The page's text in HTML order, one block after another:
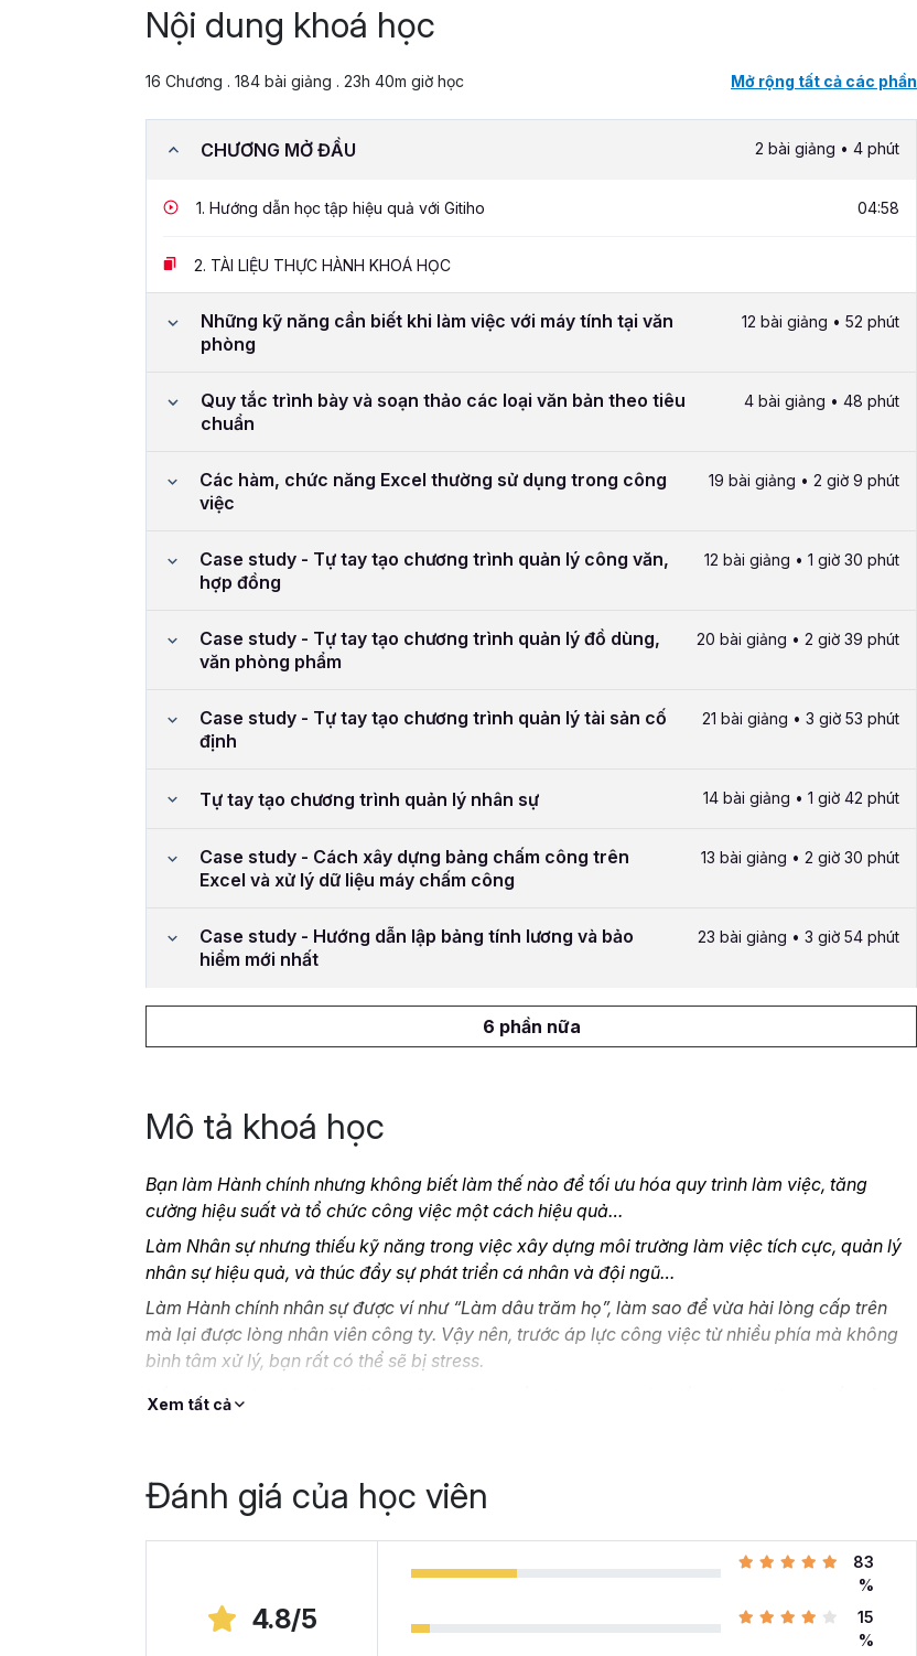
Nội dung khoá học
16 Chương . 184 bài giảng . 23h 40m giờ học Mở rộng tất cả các phần
CHƯƠNG MỞ ĐẦU 2 bài giảng • 4 phút
1. Hướng dẫn học tập hiệu quả với Gitiho 04:58
2. TÀI LIỆU THỰC HÀNH KHOÁ HỌC
Những kỹ năng cần biết khi làm việc với máy tính tại văn
phòng
12 bài giảng • 52 phút
Quy tắc trình bày và soạn thảo các loại văn bản theo tiêu
chuẩn
4 bài giảng • 48 phút
Các hàm, chức năng Excel thường sử dụng trong công
việc
19 bài giảng • 2 giờ 9 phút
Case study - Tự tay tạo chương trình quản lý công văn,
hợp đồng
12 bài giảng • 1 giờ 30 phút
Case study - Tự tay tạo chương trình quản lý đồ dùng,
văn phòng phẩm
20 bài giảng • 2 giờ 39 phút
Case study - Tự tay tạo chương trình quản lý tài sản cố
định
21 bài giảng • 3 giờ 53 phút
Tự tay tạo chương trình quản lý nhân sự 14 bài giảng • 1 giờ 42 phút
Case study - Cách xây dựng bảng chấm công trên
Excel và xử lý dữ liệu máy chấm công
13 bài giảng • 2 giờ 30 phút
Case study - Hướng dẫn lập bảng tính lương và bảo
hiểm mới nhất
23 bài giảng • 3 giờ 54 phút
6 phần nữa
Mô tả khoá học
Bạn làm Hành chính nhưng không biết làm thế nào để tối ưu hóa quy trình làm việc, tăng
cường hiệu suất và tổ chức công việc một cách hiệu quả…
Làm Nhân sự nhưng thiếu kỹ năng trong việc xây dựng môi trường làm việc tích cực, quản lý
nhân sự hiệu quả, và thúc đẩy sự phát triển cá nhân và đội ngũ…
Làm Hành chính nhân sự được ví như “Làm dâu trăm họ”, làm sao để vừa hài lòng cấp trên
mà lại được lòng nhân viên công ty. Vậy nên, trước áp lực công việc từ nhiều phía mà không
bình tâm xử lý, bạn rất có thể sẽ bị stress.
Nếu bạn là một nhân viên Hành chính nhân sự tổng hợp chưa có nhiều kinh nghiệm, muốn nâng
Tại sao bạn nên chọn khóa học HCNSG02 tại
Khóa học giúp bạn tự học nghiệp vụ
với 24 giờ học chuyên sâu cho 176 kỹ
năng cần thiết. Lộ trình 14 chương học giúp bạn nắm vững các kỹ năng cho nghề hành chính
Xem tất cả
Đánh giá của học viên
4.8/5
83
%
15
%